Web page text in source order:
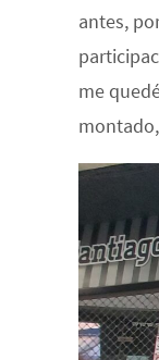
antes,
me